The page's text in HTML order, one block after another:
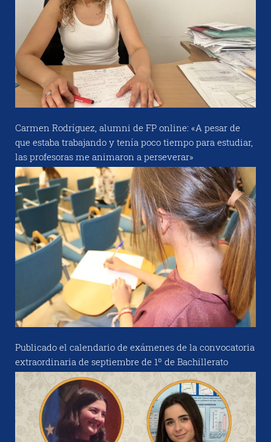
Carmen Rodríguez, alumni de FP online: «A pesar de
que estaba trabajando y tenía poco tiempo para estudiar,
las profesoras me animaron a perseverar»
Publicado el calendario de exámenes de la convocatoria
extraordinaria de septiembre de 1º de Bachillerato